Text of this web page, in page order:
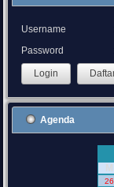
Username
Password
Agenda
M
26